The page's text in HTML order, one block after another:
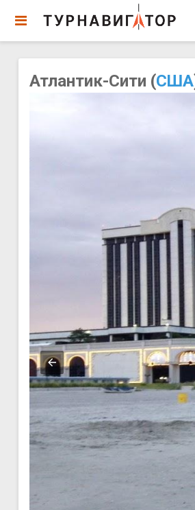
Атлантик-Сити (США